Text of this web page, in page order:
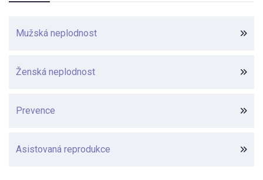
Mužská neplodnost
Ženská neplodnost
Prevence
Asistovaná reprodukce